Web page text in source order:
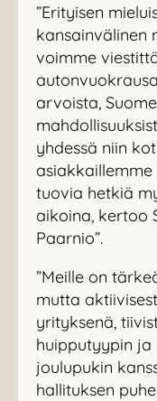
”Erityisen
kansainvälinen
voimme
arvoista,
yhdessä niin
tuovia hetkiä
aikoina, kertoo
Paarnio”.
”Meille on
mutta
yrityksenä,
huipputyypin
joulupukin
hallituksen